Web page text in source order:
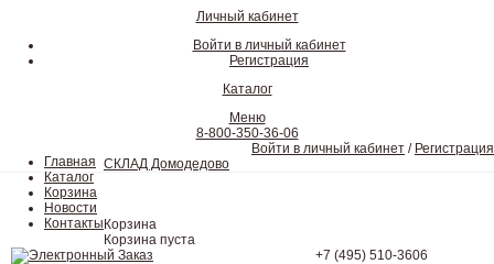
Личный кабинет
Войти в личный кабинет
Регистрация
Каталог
Меню
8-800-350-36-06
Главная
Каталог
Корзина
Новости
Контакты
Войти в личный кабинет / Регистрация
СКЛАД Домодедово
Корзина
Корзина пуста
+7 (495) 510-3606